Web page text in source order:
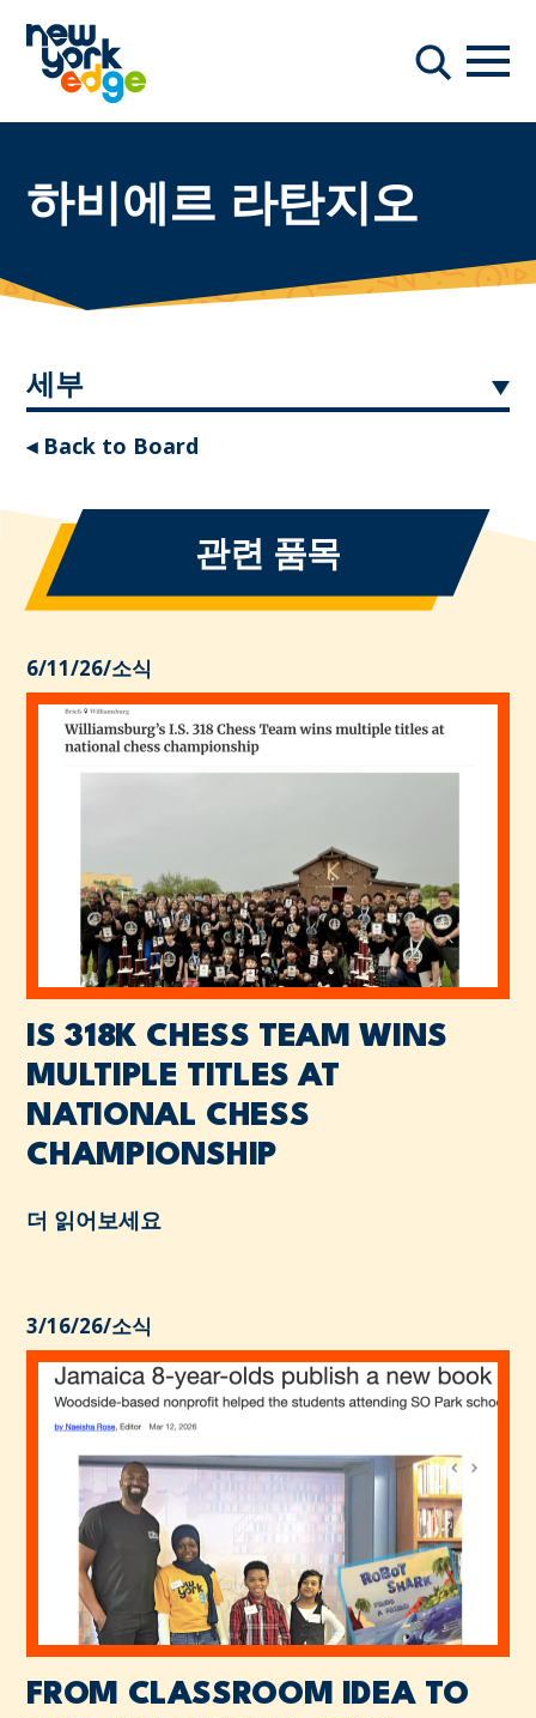
찾다
항해
하비에르 라탄지오
세부
◂ Back to Board
관련 품목
6/11/26/소식
IS 318K CHESS TEAM WINS
MULTIPLE TITLES AT
NATIONAL CHESS
CHAMPIONSHIP
더 읽어보세요
3/16/26/소식
FROM CLASSROOM IDEA TO